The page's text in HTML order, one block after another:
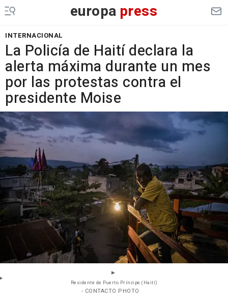
europa press
INTERNACIONAL
La Policía de Haití declara la
alerta máxima durante un mes
por las protestas contra el
presidente Moise
Residente de Puerto Príncipe (Haití)
- CONTACTO PHOTO